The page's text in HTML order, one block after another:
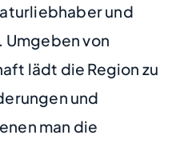
und
Umgeben von
lädt die Region zu
und
man die